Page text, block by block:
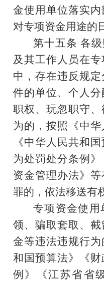
金使用单位落实
对专项资金用途的
第十五条 各
及其工作人员在
中，存在违反规
件的单位、个人分
职权、玩忽职守
为的，按照《中华
《中华人民共和
为处罚处分条例
资金管理办法》
罪的，依法移送有
专项资金使用
领、骗取套取、
金等违法违规行
和国预算法》《
例》《江苏省省